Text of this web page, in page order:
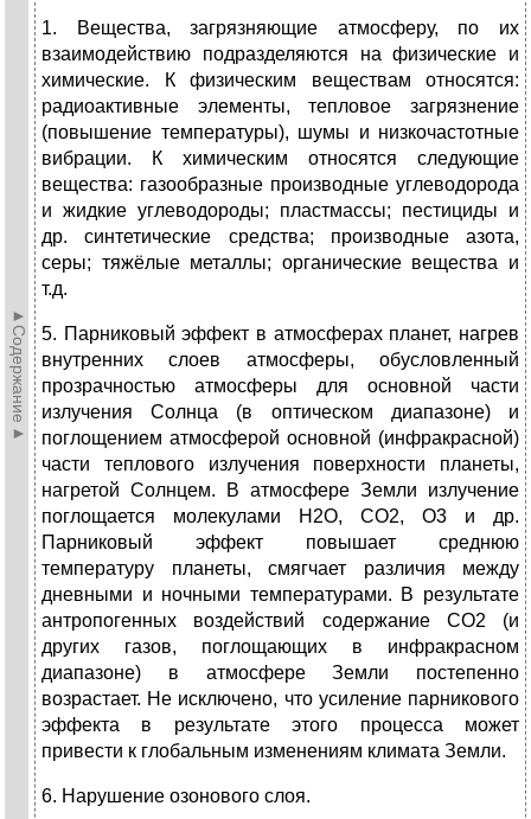
►Содержание►
1. Вещества, загрязняющие атмосферу, по их
взаимодействию подразделяются на физические и
химические. К физическим веществам относятся:
радиоактивные элементы, тепловое загрязнение
(повышение температуры), шумы и низкочастотные
вибрации. К химическим относятся следующие
вещества: газообразные производные углеводорода
и жидкие углеводороды; пластмассы; пестициды и
др. синтетические средства; производные азота,
серы; тяжёлые металлы; органические вещества и
т.д.
5. Парниковый эффект в атмосферах планет, нагрев
внутренних слоев атмосферы, обусловленный
прозрачностью атмосферы для основной части
излучения Солнца (в оптическом диапазоне) и
поглощением атмосферой основной (инфракрасной)
части теплового излучения поверхности планеты,
нагретой Солнцем. В атмосфере Земли излучение
поглощается молекулами Н2О, СО2, О3 и др.
Парниковый эффект повышает среднюю
температуру планеты, смягчает различия между
дневными и ночными температурами. В результате
антропогенных воздействий содержание СО2 (и
других газов, поглощающих в инфракрасном
диапазоне) в атмосфере Земли постепенно
возрастает. Не исключено, что усиление парникового
эффекта в результате этого процесса может
привести к глобальным изменениям климата Земли.
6. Нарушение озонового слоя.